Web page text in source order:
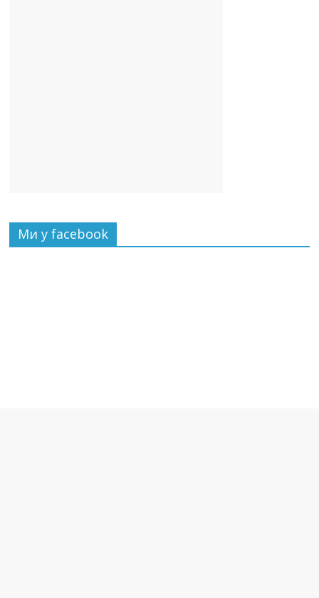
Ми у facebook